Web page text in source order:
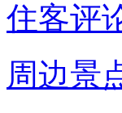
住客评
周边景